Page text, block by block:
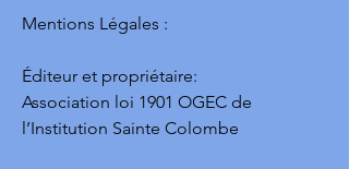
Mentions Légales :
Éditeur et propriétaire:
Association loi 1901 OGEC de
l’Institution Sainte Colombe